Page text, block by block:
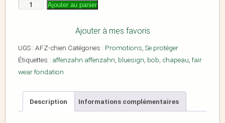
Ajouter au panier
Ajouter à mes favoris
UGS : AFZ-chien Catégories : Promotions Se protéger
Étiquettes : affenzahn affenzahn bluesign bob chapeau fair
wear fondation
Description Informations complémentaires